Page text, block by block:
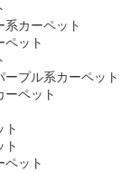
系カーペット
ペット
プル系カーペット
ーペット
ト
ト
ペット